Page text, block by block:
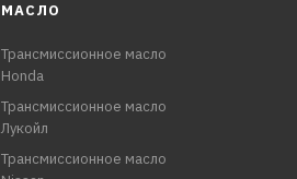
МАСЛО
Трансмиссионное масло
Honda
Трансмиссионное масло
Лукойл
Трансмиссионное масло